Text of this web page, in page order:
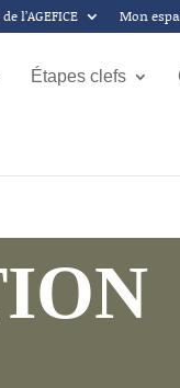
l’AGEFICE Mon
Étapes clefs